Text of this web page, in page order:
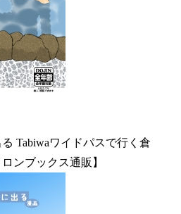
Tabiwaワイドパスで行く倉
ンブックス通販】